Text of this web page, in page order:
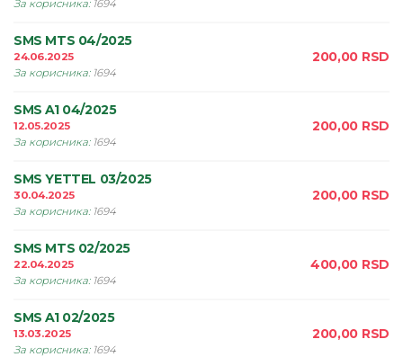
За корисника: 1694
SMS MTS 04/2025
24.06.2025
За корисника: 1694
200,00 RSD
SMS A1 04/2025
12.05.2025
За корисника: 1694
200,00 RSD
SMS YETTEL 03/2025
30.04.2025
За корисника: 1694
200,00 RSD
SMS MTS 02/2025
22.04.2025
За корисника: 1694
400,00 RSD
SMS A1 02/2025
13.03.2025
За корисника: 1694
200,00 RSD